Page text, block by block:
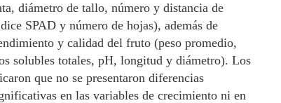
diámetro de tallo, número y distancia de
SPAD y número de hojas), además de
y calidad del fruto (peso promedio,
solubles totales, pH, longitud y diámetro). Los
que no se presentaron diferencias
en las variables de crecimiento ni en